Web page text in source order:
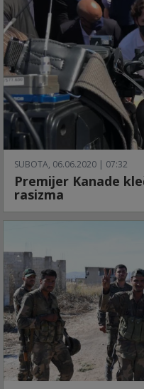
SUBOTA, 06.06.2020 | 07:32
Premijer Kanade
rasizma